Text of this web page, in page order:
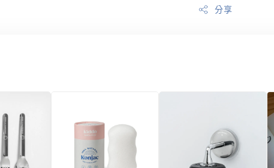
分享